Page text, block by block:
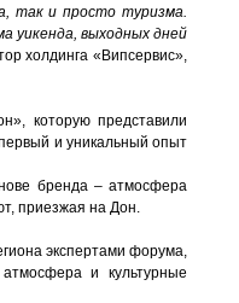
так и просто туризма.
уикенда, выходных дней
холдинга «Випсервис»,
которую представили
и уникальный опыт
бренда – атмосфера
приезжая на Дон.
экспертами форума,
и культурные